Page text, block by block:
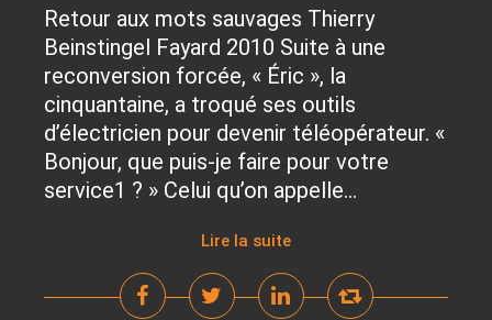
Retour aux mots sauvages Thierry
Beinstingel Fayard 2010 Suite à une
reconversion forcée, « Éric », la
cinquantaine, a troqué ses outils
d’électricien pour devenir téléopérateur. «
Bonjour, que puis-je faire pour votre
service1 ? » Celui qu’on appelle...
Lire la suite